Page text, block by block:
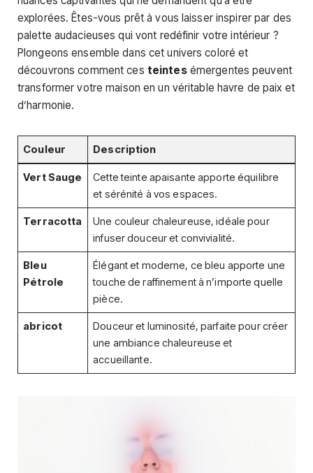
explorées. Êtes-vous prêt à vous laisser inspirer par des
palette audacieuses qui vont redéfinir votre intérieur ?
Plongeons ensemble dans cet univers coloré et
découvrons comment ces teintesémergentes peuvent
transformer votre maison en un véritable havre de paix et
d’harmonie.
Couleur Description
Vert Sauge
Cette teinte apaisante apporte équilibre
et sérénité à vos espaces.
Terracotta
Une couleur chaleureuse, idéale pour
infuser douceur et convivialité.
Bleu
Pétrole
Élégant et moderne, ce bleu apporte une
touche de raffinement à n’importe quelle
pièce.
abricot
Douceur et luminosité, parfaite pour créer
une ambiance chaleureuse et
accueillante.